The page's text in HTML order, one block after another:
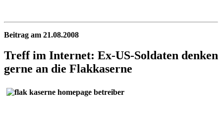
Beitrag am 21.08.2008
Treff im Internet: Ex-US-Soldaten denken
gerne an die Flakkaserne